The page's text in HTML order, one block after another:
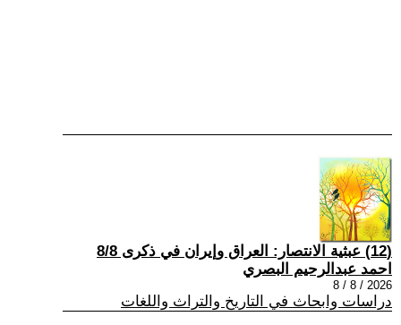
(12) عبثية الانتصار: العراق وإيران في ذكرى 8/8
احمد عبدالرحيم البصري
2026 / 8 / 8
دراسات وابحاث في التاريخ والتراث واللغات